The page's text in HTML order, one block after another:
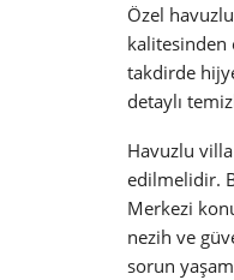
Özel
kalitesinden
takdirde
detaylı
Havuzlu
edilmelidir.
Merkezi
nezih ve
sorun